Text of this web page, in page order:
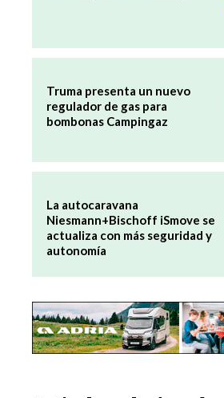
Truma presenta un nuevo
regulador de gas para
bombonas Campingaz
La autocaravana
Niesmann+Bischoff iSmove se
actualiza con más seguridad y
autonomía